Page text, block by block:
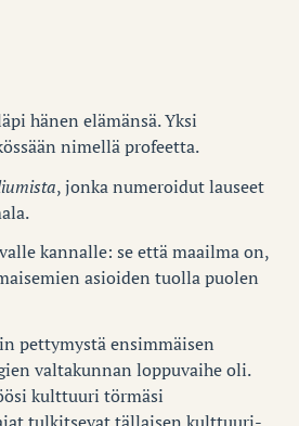
hänen elämänsä. Yksi
nimellä profeetta.
, jonka numeroidut lauseet
kannalle: se että maailma on,
asioiden tuolla puolen
pettymystä ensimmäisen
valtakunnan loppuvaihe oli.
kulttuuri törmäsi